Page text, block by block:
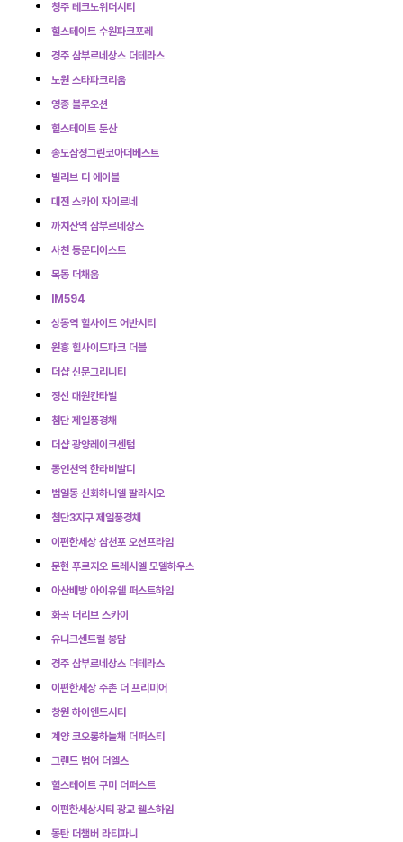
청주 테크노위더시티
힐스테이트 수원파크포레
경주 삼부르네상스 더테라스
노원 스타파크리움
영종 블루오션
힐스테이트 둔산
송도삼정그린코아더베스트
빌리브 디 에이블
대전 스카이 자이르네
까치산역 삼부르네상스
사천 동문디이스트
목동 더채움
IM594
상동역 힐사이드 어반시티
원흥 힐사이드파크 더블
더샵 신문그리니티
정선 대원칸타빌
첨단 제일풍경채
더샵 광양레이크센텀
동인천역 한라비발디
범일동 신화하니엘 팔라시오
첨단3지구 제일풍경채
이편한세상 삼천포 오션프라임
문현 푸르지오 트레시엘 모델하우스
아산배방 아이유쉘 퍼스트하임
화곡 더리브 스카이
유니크센트럴 봉담
경주 삼부르네상스 더테라스
이편한세상 주촌 더 프리미어
창원 하이엔드시티
계양 코오롱하늘채 더퍼스티
그랜드 범어 더엘스
힐스테이트 구미 더퍼스트
이편한세상시티 광교 웰스하임
동탄 더챔버 라티파니